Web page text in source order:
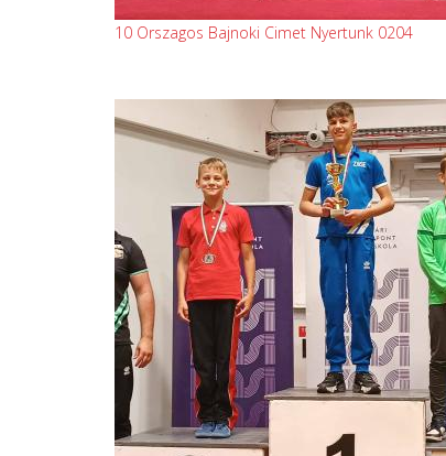
10 Orszagos Bajnoki Cimet Nyertunk 0204